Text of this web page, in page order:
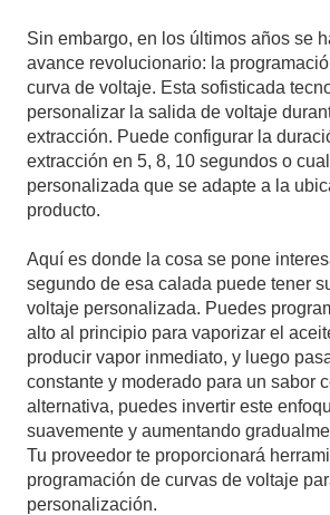
Sin embargo, en los últimos años se
avance revolucionario: la
curva de voltaje. Esta sofisticada
personalizar la salida de voltaje
extracción. Puede configurar la
extracción en 5, 8, 10 segundos o
personalizada que se adapte a la
producto.
Aquí es donde la cosa se pone
segundo de esa calada puede tener
voltaje personalizada. Puedes
alto al principio para vaporizar el
producir vapor inmediato, y luego
constante y moderado para un sabor
alternativa, puedes invertir este
suavemente y aumentando
Tu proveedor te proporcionará
programación de curvas de voltaje
personalización.